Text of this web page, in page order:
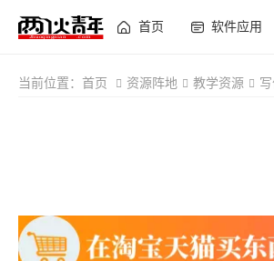
首页 软件应用
当前位置： 首页 资源阵地 教学资源